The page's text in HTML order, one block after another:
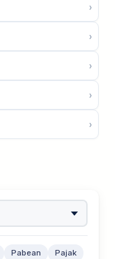
›
›
›
›
›
Pabean
Pajak